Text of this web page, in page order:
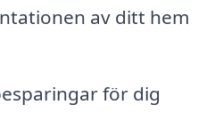
av ditt hem
för dig